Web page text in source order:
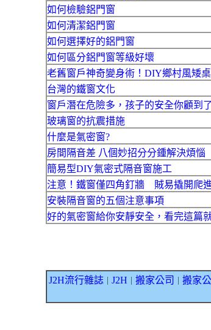
如何檢驗鋁門窗
如何清潔鋁門窗
如何選擇好的鋁門窗
如何區分鋁門窗等級好壞
老舊窗戶神奇變身術！DIY鄉村風矮
台灣的鐵窗文化
窗戶潛在危險多，孩子的安全你顧到
玻璃窗的抗震措施
什麼是氣密窗?
房間隔音差 八個妙招分分鍾解決煩惱
簡易型DIY氣密式隔音窗施工
注意！鐵窗僅四角釘牆 賊易撬開爬
安裝隔音窗的五個注意事項
好的氣密窗給你安靜安全，看完這篇
J2H流行雜誌｜ J2H 搬家公司 搬家